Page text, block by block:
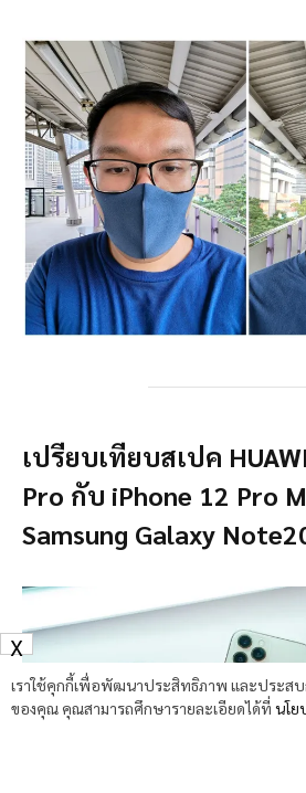
เปรียบเทียบสเปค
Pro กับ iPhone 12 Pro
Samsung Galaxy
เราใช้คุกกี้เพื่อพัฒนาประสิทธิภาพ และประสบ
ของคุณ คุณสามารถศึกษารายละเอียดได้ที่ นโย
X